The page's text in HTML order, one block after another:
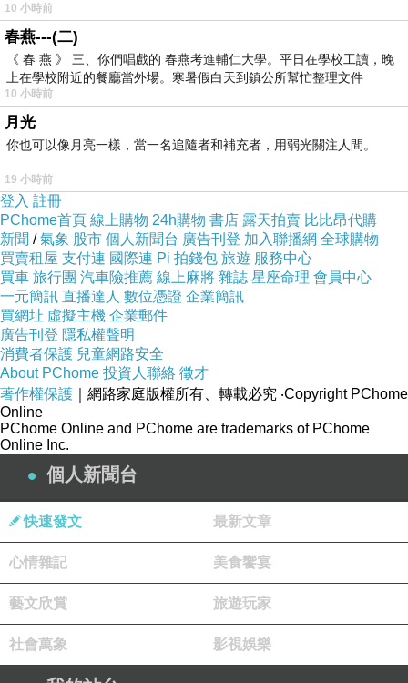
10 小時前
春燕---(二)
《 春 燕 》 三、你們唱戲的 春燕考進輔仁大學。平日在學校工讀，晚
上在學校附近的餐廳當外場。寒暑假白天到鎮公所幫忙整理文件
10 小時前
月光
你也可以像月亮一樣，當一名追隨者和補充者，用弱光關注人間。
19 小時前
登入 註冊
PChome首頁 線上購物 24h購物 書店 露天拍賣 比比昂代購
新聞 /氣象 股市 個人新聞台 廣告刊登 加入聯播網 全球購物
買賣租屋 支付連 國際連 Pi 拍錢包 旅遊 服務中心
買車 旅行團 汽車險推薦 線上麻將 雜誌 星座命理 會員中心
一元簡訊 直播達人 數位憑證 企業簡訊
買網址 虛擬主機 企業郵件
廣告刊登 隱私權聲明
消費者保護 兒童網路安全
About PChome 投資人聯絡 徵才
著作權保護 ｜網路家庭版權所有、轉載必究 ‧Copyright PChome
Online
PChome Online and PChome are trademarks of PChome
Online Inc.
個人新聞台
快速發文 最新文章
心情雜記 美食饗宴
藝文欣賞 旅遊玩家
社會萬象 影視娛樂